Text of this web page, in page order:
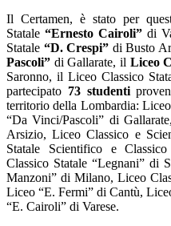
Il Certamen, è stato per
Statale“Ernesto Cairoli”di
Statale “D. Crespi” di Busto
Pascoli” di Gallarate, il Liceo
Saronno, il Liceo Classico
partecipato 73 studenti
territorio della Lombardia:
“Da Vinci/Pascoli” di
Arsizio, Liceo Classico e
Statale Scientifico e
Classico Statale “Legnani” di
Manzoni” di Milano, Liceo
Liceo “E. Fermi” di Cantù,
“E. Cairoli” di Varese.